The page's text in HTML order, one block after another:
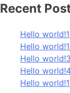
Recent
Hello world!1
Hello
Hello world!3
Hello
Hello